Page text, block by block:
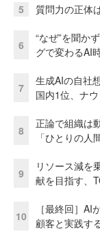
5 質問力の正体
6
“なぜ”を聞か
グで変わるAI
7
生成AIの自社
国内1位、ナ
8
正論で組織は
「ひとりの人
9
リソース減を
献を目指す、
10
［最終回］
顧客と実践す